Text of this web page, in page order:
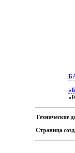
Технические
Страница